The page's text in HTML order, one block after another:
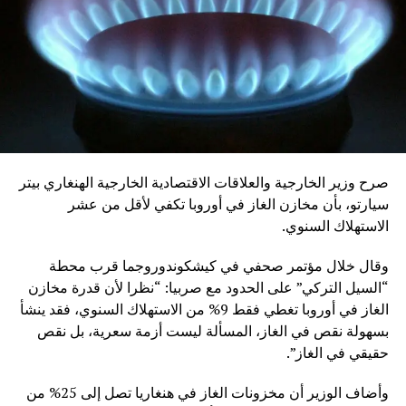
صرح وزير الخارجية والعلاقات الاقتصادية الخارجية الهنغاري بيتر
سيارتو، بأن مخازن الغاز في أوروبا تكفي لأقل من عشر
الاستهلاك السنوي.
وقال خلال مؤتمر صحفي في كيشكوندوروجما قرب محطة
“السيل التركي” على الحدود مع صربيا: “نظرا لأن قدرة مخازن
الغاز في أوروبا تغطي فقط 9% من الاستهلاك السنوي، فقد ينشأ
بسهولة نقص في الغاز، المسألة ليست أزمة سعرية، بل نقص
حقيقي في الغاز”.
وأضاف الوزير أن مخزونات الغاز في هنغاريا تصل إلى 25% من